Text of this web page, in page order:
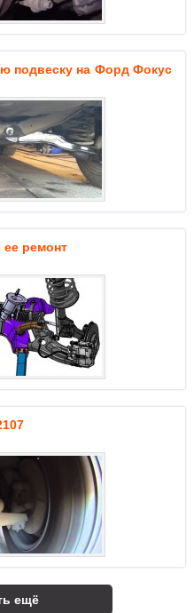
подвеску на Форд Фокус
ее ремонт
ещё